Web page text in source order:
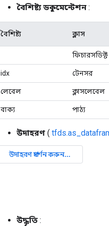
বৈশিষ্ট্য ডকুমেন্টেশন :
বৈশিষ্ট্য ক্লাস
ফিচারসডিক্ট
idx টেনসর
লেবেল ক্লাসলেবেল
বাক্য পাঠ্য
উদাহরণ (
উদ্ধৃতি :